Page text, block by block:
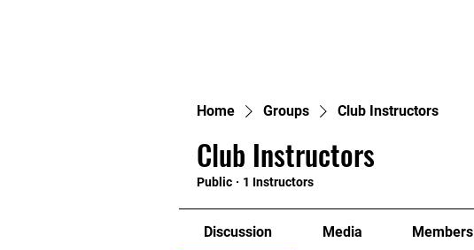
Home Groups Club Instructors
Club Instructors
Public · 1 Instructors
Discussion Media Members